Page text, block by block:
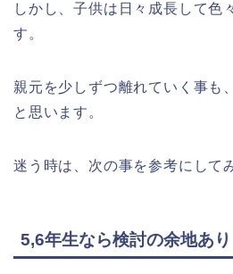
しかし、子供は日々成長して色
す。
親元を少しずつ離れていく事も
と思います。
迷う時は、次の事を参考にして
5,6年生なら検討の余地あり